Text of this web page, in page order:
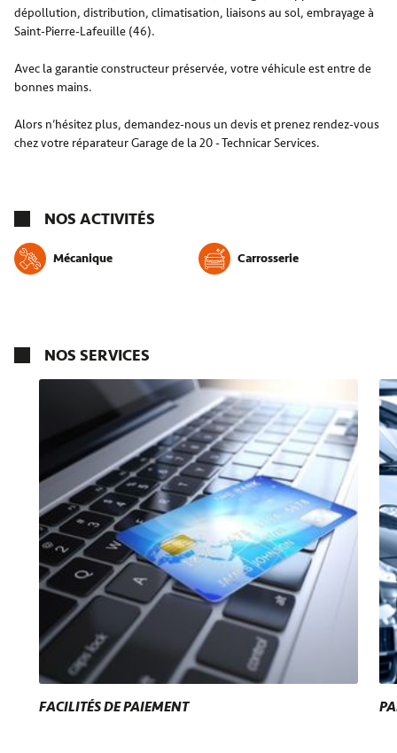
dépollution, distribution, climatisation, liaisons au sol, embrayage à
Saint-Pierre-Lafeuille (46).
Avec la garantie constructeur préservée, votre véhicule est entre de
bonnes mains.
Alors n’hésitez plus, demandez-nous un devis et prenez rendez-vous
chez votre réparateur Garage de la 20 - Technicar Services.
NOS ACTIVITÉS
Mécanique Carrosserie
NOS SERVICES
FACILITÉS DE PAIEMENT